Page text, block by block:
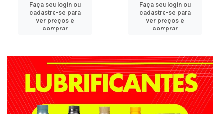
Faça seu login ou
cadastre-se para
ver preços e
comprar
Faça seu login ou
cadastre-se para
ver preços e
comprar